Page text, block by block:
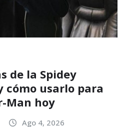
de la Spidey
cómo usarlo para
Man hoy
Ago 4, 2026